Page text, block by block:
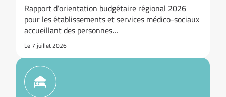
Rapport d’orientation budgétaire régional 2026
pour les établissements et services médico-sociaux
accueillant des personnes…
Le 7 juillet 2026